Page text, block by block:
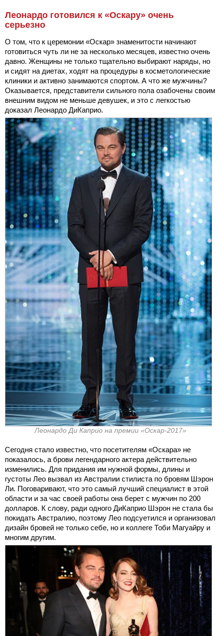
Леонардо готовился к «Оскару» очень
серьезно
О том, что к церемонии «Оскар» знаменитости начинают
готовиться чуть ли не за несколько месяцев, известно очень
давно. Женщины не только тщательно выбирают наряды, но
и сидят на диетах, ходят на процедуры в косметологические
клиники и активно занимаются спортом. А что же мужчины?
Оказывается, представители сильного пола озабочены своим
внешним видом не меньше девушек, и это с легкостью
доказал Леонардо ДиКаприо.
Леонардо Ди Каприо на премии «Оскар-2017»
Сегодня стало известно, что посетителям «Оскара» не
показалось, а брови легендарного актера действительно
изменились. Для придания им нужной формы, длины и
густоты Лео вызвал из Австралии стилиста по бровям Шэрон
Ли. Поговаривают, что это самый лучший специалист в этой
области и за час своей работы она берет с мужчин по 200
долларов. К слову, ради одного ДиКаприо Шэрон не стала бы
покидать Австралию, поэтому Лео подсуетился и организовал
дизайн бровей не только себе, но и коллеге Тоби Магуайру и
многим другим.